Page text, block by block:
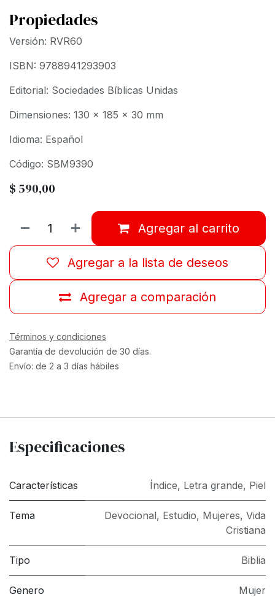
Propiedades
Versión: RVR60
ISBN: 9788941293903
Editorial: Sociedades Bíblicas Unidas
Dimensiones: 130 x 185 x 30 mm
Idioma: Español
Código: SBM9390
$ 590,00
Agregar al carrito
Agregar a comparación
Agregar a la lista de deseos
Términos y condiciones
Garantía de devolución de 30 días.
Envío: de 2 a 3 días hábiles
Especificaciones
Características Índice, Letra grande, Piel
Tema Devocional, Estudio, Mujeres, Vida
Cristiana
Tipo Biblia
Genero Mujer